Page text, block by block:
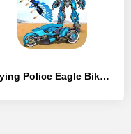
Flying Police Eagle Bike Robot Hero: Robot Games